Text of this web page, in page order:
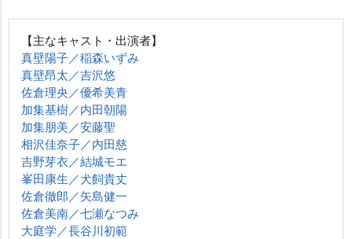
【主なキャスト・出演者】
真壁陽子／稲森いずみ
真壁昂太／吉沢悠
佐倉理央／優希美青
加集基樹／内田朝陽
加集朋美／安藤聖
相沢佳奈子／内田慈
吉野芽衣／結城モエ
峯田康生／犬飼貴丈
佐倉徹郎／矢島健一
佐倉美南／七瀬なつみ
大庭学／長谷川初範